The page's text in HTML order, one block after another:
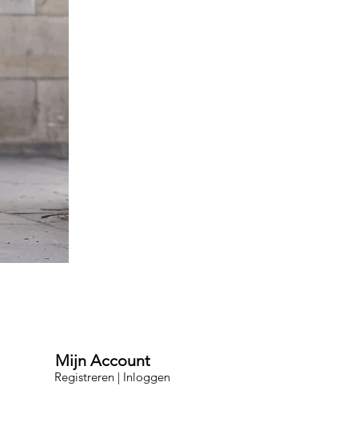
Mijn Account
Registreren | Inloggen